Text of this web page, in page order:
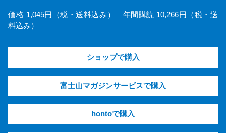
価格 1,045円（税・送料込み） 年間購読 10,266円（税・送
料込み）
ショップで購入
富士山マガジンサービスで購入
hontoで購入